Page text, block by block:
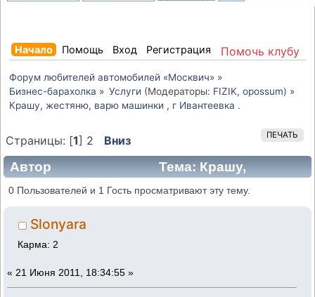
Помочь клубу
Начало Помощь Вход Регистрация
Форум любителей автомобилей «Москвич» »
Бизнес-барахолка » Услуги (Модераторы: FIZIK, opossum) »
Крашу, жестяню, варю машинки , г Ивантеевка .
ПЕЧАТЬ
Страницы: [1] 2 Вниз
Автор
Тема: Крашу,
жестяню, варю машинки , г Ивантеевка .
(Прочитано 38008 раз)
0 Пользователей и 1 Гость просматривают эту тему.
Slonyara
Карма: 2
« 21 Июня 2011, 18:34:55 »